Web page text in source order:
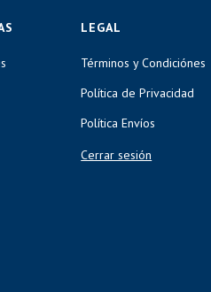
LEGAL
Términos y Condiciónes
Política de Privacidad
Política Envíos
Cerrar sesión